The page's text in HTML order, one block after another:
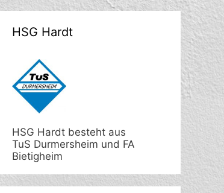
HSG Hardt
HSG Hardt besteht aus
TuS Durmersheim und FA
Bietigheim